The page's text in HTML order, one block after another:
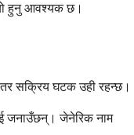
हुनु आवश्यक छ।
सक्रिय घटक उही रहन्छ।
जनाउँछन्। जेनेरिक नाम